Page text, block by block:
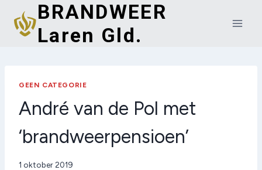
Doorgaan
naar
inhoud
BRANDWEER
Laren Gld.
GEEN CATEGORIE
André van de Pol met
‘brandweerpensioen’
Door
1 oktober 2019